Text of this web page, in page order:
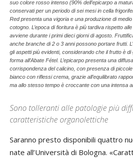
suo colore rosso intenso (90% dell’epicarpo a
conservati per un periodo di sei mesi in cella
Red presenta una vigoria e una produzione di medio
cotogno. L’epoca di fioritura è più tardiva rispetto
avviene durante i primi dieci giorni di agosto.
anche branche di 2 o 3 anni possono portare frutti.
gli aspetti più evidenti, considerando che il frutto è
forma all’Abate Fétel. L’epicarpo presenta una
corrispondenza del calicino, con presenza di
bianco con riflessi crema, grazie all’equilibrato
ma allo stesso tempo è croccante con una intensa
Sono tolleranti alle patologie più
caratteristiche organolettiche
Saranno presto disponibili quattro
nate all’Università di Bologna.